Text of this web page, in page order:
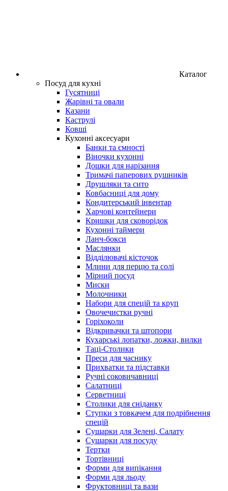
Каталог
Посуд для кухні
Гусятниці
Жарівні та овали
Казани
Каструлі
Ковші
Кухонні аксесуари
Банки та ємності
Віночки кухонні
Дошки для нарізання
Тримачі паперових рушників
Друшляки та сито
Ковбасниці для дому
Кондитерський інвентар
Харчові контейнери
Кришки для сковорідок
Кухонні таймери
Ланч-бокси
Маслянки
Відділювачі кісточок
Млини для перцю та солі
Мірний посуд
Миски
Молочники
Набори для спецій та круп
Овочечистки ручні
Горіхоколи
Відкривачки та штопори
Кухарські лопатки, ложки, вилки
Таці-Столики
Преси для часнику
Прихватки та підставки
Ручні соковичавниці
Салатниці
Серветниці
Столики для сніданку
Ступки з товкачем для подрібнення
спецій
Сушарки для Зелені, Салату
Сушарки для посуду
Тертки
Тортівниці
Форми для випікання
Форми для льоду
Фруктовниці та вази